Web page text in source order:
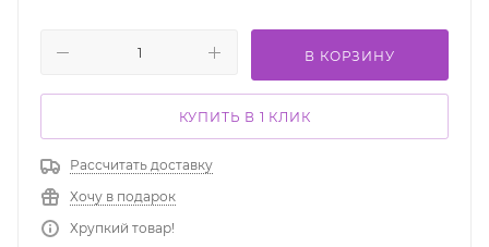
В КОРЗИНУ
КУПИТЬ В 1 КЛИК
Рассчитать доставку
Хочу в подарок
Хрупкий товар!